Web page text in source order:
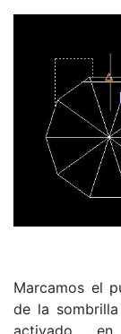
Marcamos el
de la